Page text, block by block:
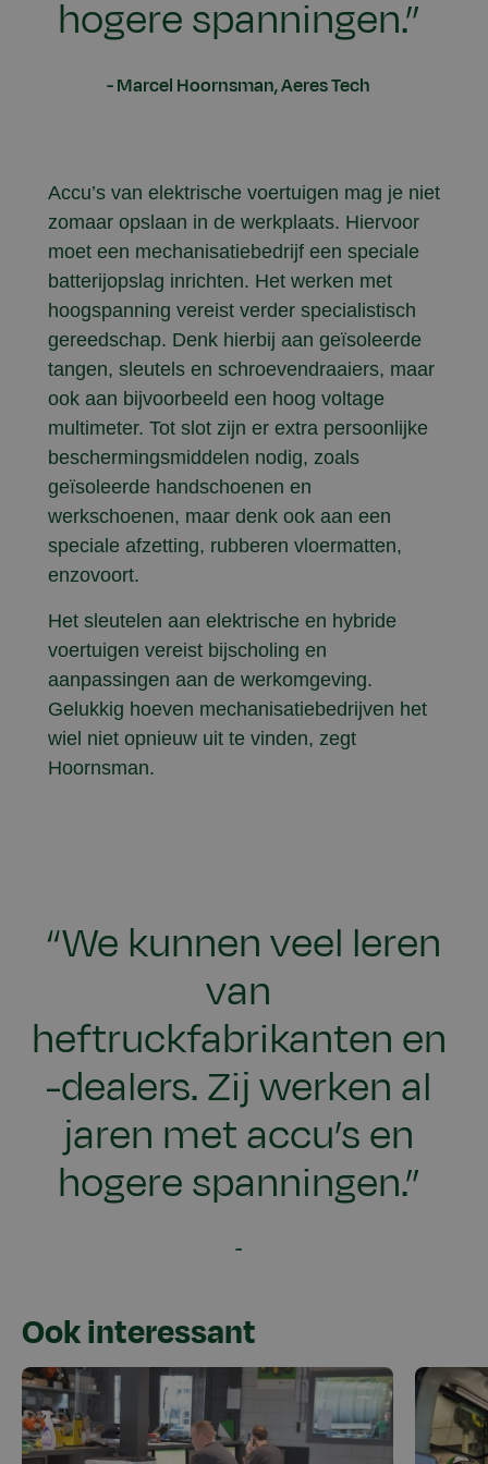
hogere spanningen.”
Marcel Hoornsman, Aeres Tech
Accu’s van elektrische voertuigen mag je niet
zomaar opslaan in de werkplaats. Hiervoor
moet een mechanisatiebedrijf een speciale
batterijopslag inrichten. Het werken met
hoogspanning vereist verder specialistisch
gereedschap. Denk hierbij aan geïsoleerde
tangen, sleutels en schroevendraaiers, maar
ook aan bijvoorbeeld een hoog voltage
multimeter. Tot slot zijn er extra persoonlijke
beschermingsmiddelen nodig, zoals
geïsoleerde handschoenen en
werkschoenen, maar denk ook aan een
speciale afzetting, rubberen vloermatten,
enzovoort.
Het sleutelen aan elektrische en hybride
voertuigen vereist bijscholing en
aanpassingen aan de werkomgeving.
Gelukkig hoeven mechanisatiebedrijven het
wiel niet opnieuw uit te vinden, zegt
Hoornsman.
“We kunnen veel leren
van
heftruckfabrikanten en
-dealers. Zij werken al
jaren met accu’s en
hogere spanningen.”
Ook interessant